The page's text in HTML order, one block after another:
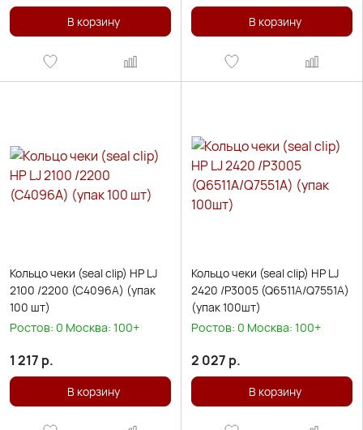
В корзину В корзину
Кольцо чеки (seal clip) HP LJ
2100 /2200 (C4096A) (упак
100 шт)
Ростов: 0 Москва: 100+
1 217 р.
В корзину
Кольцо чеки (seal clip) HP LJ
2420 /P3005 (Q6511A/Q7551A)
(упак 100шт)
Ростов: 0 Москва: 100+
2 027 р.
В корзину